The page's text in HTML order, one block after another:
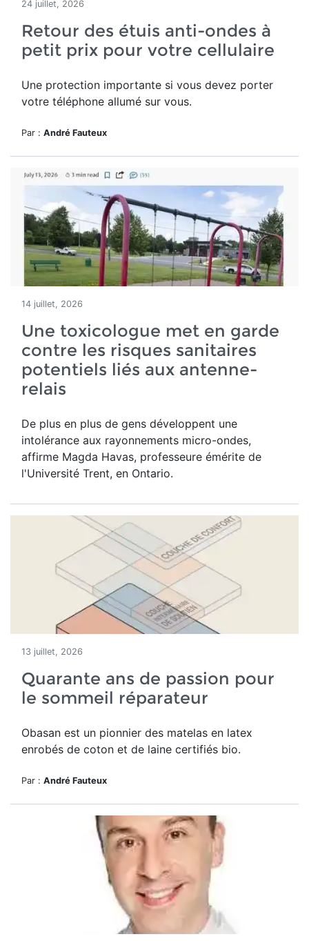
24 juillet, 2026
Retour des étuis anti-ondes à
petit prix pour votre cellulaire
Une protection importante si vous devez porter
votre téléphone allumé sur vous.
Par : André Fauteux
14 juillet, 2026
Une toxicologue met en garde
contre les risques sanitaires
potentiels liés aux antenne-
relais
De plus en plus de gens développent une
intolérance aux rayonnements micro-ondes,
affirme Magda Havas, professeure émérite de
l'Université Trent, en Ontario.
13 juillet, 2026
Quarante ans de passion pour
le sommeil réparateur
Obasan est un pionnier des matelas en latex
enrobés de coton et de laine certifiés bio.
Par : André Fauteux